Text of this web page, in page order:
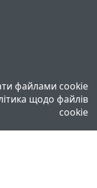
файлами cookie
щодо файлів
cookie